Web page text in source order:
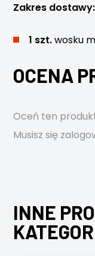
Zakres dostawy:
1 szt.wosku
OCENA
Oceń ten
Musisz się
INNE